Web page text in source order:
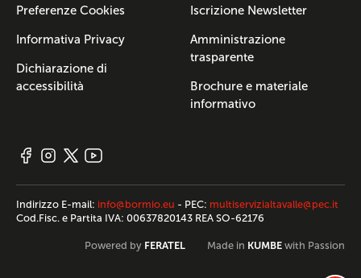
Preferenze Cookies
Informativa Privacy
Dichiarazione di
accessibilità
Iscrizione Newsletter
Amministrazione
trasparente
Brochure e materiale
informativo
Indirizzo E-mail: info@bormio.eu - PEC: multiservizialtavalle@pec.it
Cod.Fisc. e Partita IVA: 00637820143 REA SO-62176
Powered by FERATEL Made in KUMBE with Passion